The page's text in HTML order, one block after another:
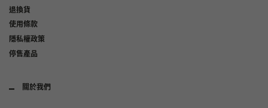
退換貨
使用條款
隱私權政策
停售產品
關於我們